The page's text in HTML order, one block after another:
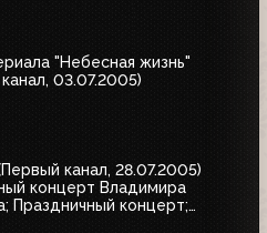
"Небесная жизнь"
03.07.2005)
канал, 28.07.2005)
концерт Владимира
Праздничный концерт;